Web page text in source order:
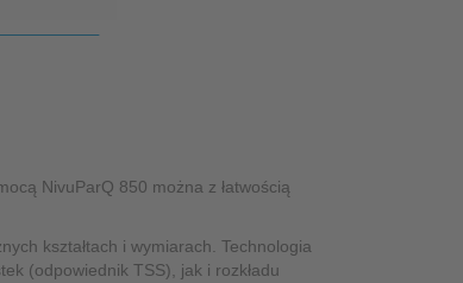
NivuParQ 850 można z łatwością
kształtach i wymiarach. Technologia
(odpowiednik TSS), jak i rozkładu